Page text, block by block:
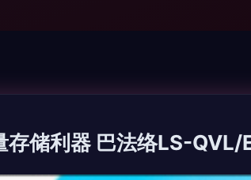
存储利器 巴法络LS-QVL/